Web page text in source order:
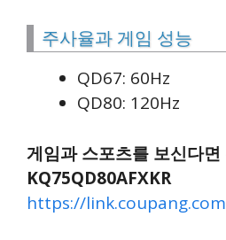
주사율과 게임 성능
QD67: 60Hz
QD80: 120Hz
게임과 스포츠를 보신다면
KQ75QD80AFXKR
https://